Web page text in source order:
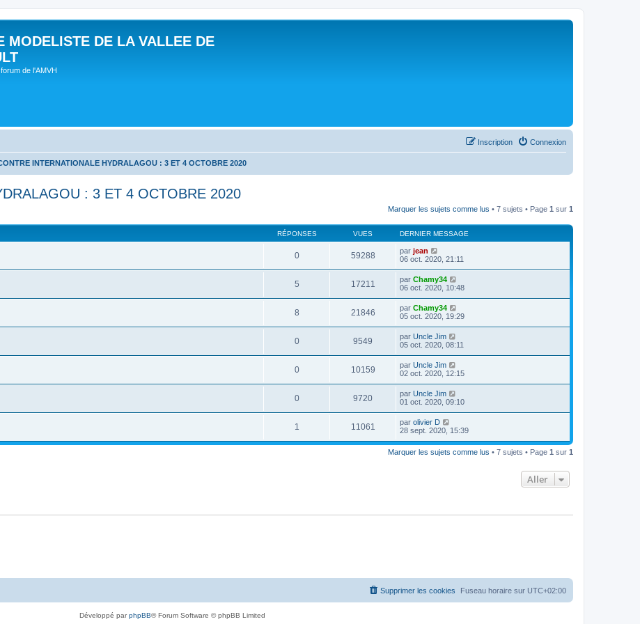
MODELISTE DE LA VALLEE DE
de l'AMVH
Connexion
Inscription
INTERNATIONALE HYDRALAGOU : 3 ET 4 OCTOBRE 2020
: 3 ET 4 OCTOBRE 2020
Marquer les sujets comme lus • 7 sujets • Page 1 sur 1
RÉPONSES VUES DERNIER MESSAGE
0 59288 par jean
06 oct. 2020, 21:11
5 17211 par Chamy34
06 oct. 2020, 10:48
8 21846 par Chamy34
05 oct. 2020, 19:29
0 9549 par Uncle Jim
05 oct. 2020, 08:11
0 10159 par Uncle Jim
02 oct. 2020, 12:15
0 9720 par Uncle Jim
01 oct. 2020, 09:10
1 11061 par olivier D
28 sept. 2020, 15:39
Marquer les sujets comme lus • 7 sujets • Page 1 sur 1
Aller
Fuseau horaire sur UTC+02:00
Supprimer les cookies
Développé parphpBB® Forum Software © phpBB Limited